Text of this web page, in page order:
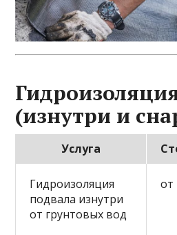
(изнутри и
Услуга
Гидроизоляция
подвала изнутри
от грунтовых вод
от